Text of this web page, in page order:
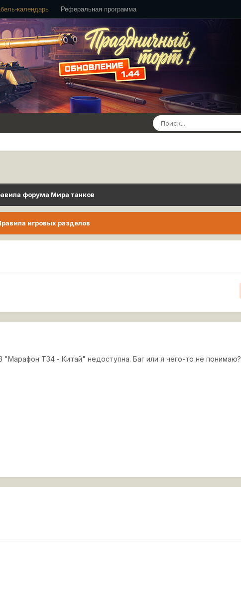
календарь Реферальная программа
форума Мира танков
игровых разделов
"Марафон Т34 - Китай" недоступна. Баг или я чего-то не понимаю?